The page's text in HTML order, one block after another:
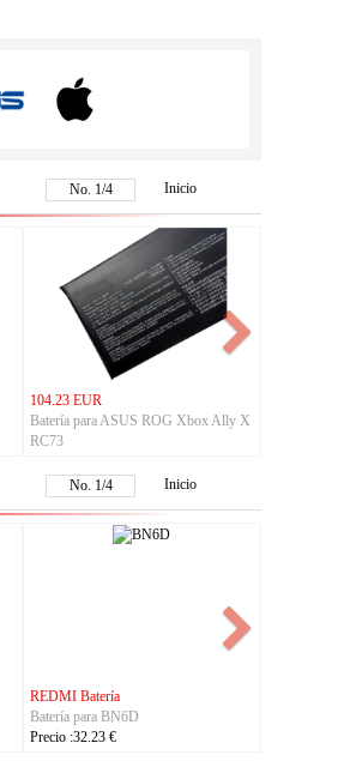
No. 1/4 Inicio
104.23 EUR
Batería para ASUS ROG Xbox Ally X
RC73
No. 1/4 Inicio
ASUS Batería
Batería para C21P2401
Precio :37.23 €